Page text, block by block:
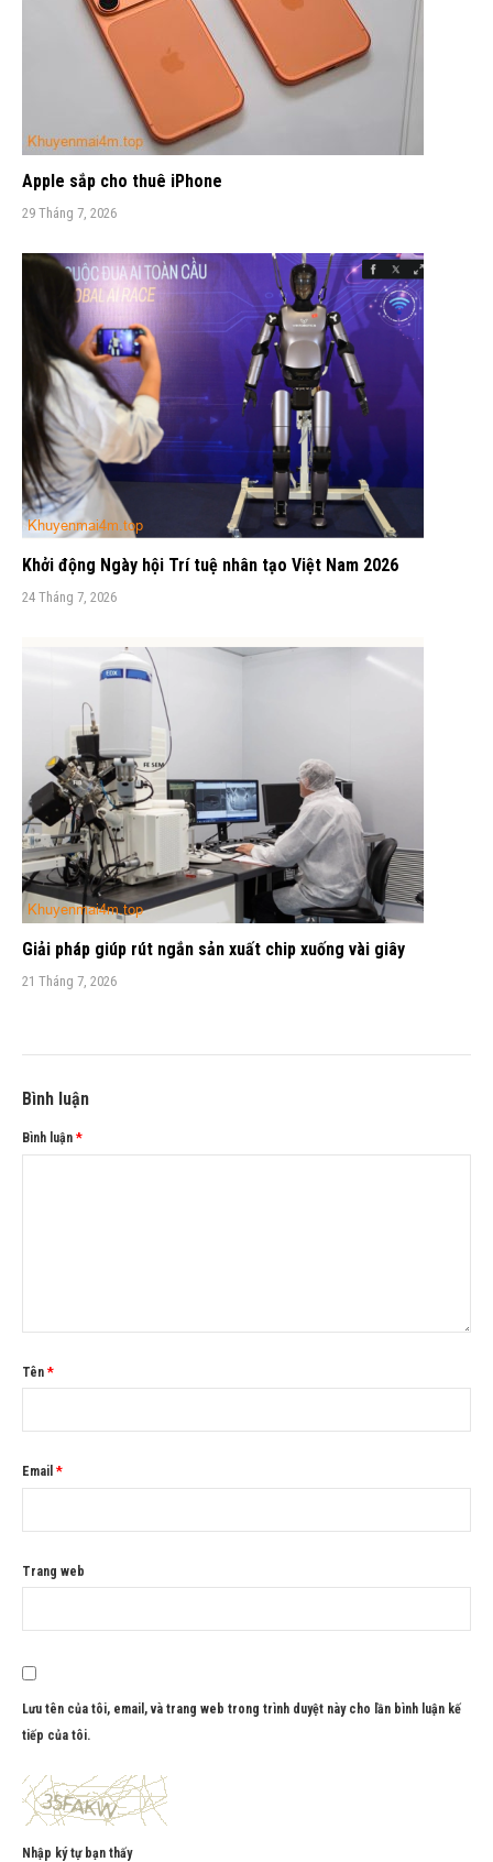
Apple sắp cho thuê iPhone
29 Tháng 7, 2026
Khởi động Ngày hội Trí tuệ nhân tạo Việt Nam 2026
24 Tháng 7, 2026
Giải pháp giúp rút ngắn sản xuất chip xuống vài giây
21 Tháng 7, 2026
Bình luận
Bình luận *
Tên *
Email *
Trang web
Lưu tên của tôi, email, và trang web trong trình duyệt này cho lần bình luận kế
tiếp của tôi.
Nhập ký tự bạn thấy